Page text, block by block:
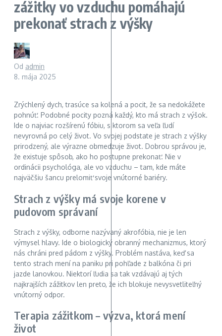
zážitky vo vzduchu pomáhajú
prekonať strach z výšky
Od admin
8. mája 2025
Zrýchlený dych, trasúce sa kolená a pocit, že sa nedokážete
pohnúť. Podobné pocity pozná každý, kto má strach z výšok.
Ide o najviac rozšírenú fóbiu, s ktorom sa veľa ľudí
nevyrovná po celý život. Vo svojej podstate je strach z výšky
prirodzený, ale výrazne obmedzuje život. Dobrou správou je,
že existuje spôsob, ako ho postupne prekonať. Nie v
ordinácii psychológa, ale vo vzduchu – tam, kde máte
najväčšiu šancu prelomiť svoje vnútorné bariéry.
Strach z výšky má svoje korene v
pudovom správaní
Strach z výšky, odborne nazývaný akrofóbia, nie je len
výmysel hlavy. Ide o biologický obranný mechanizmus, ktorý
nás chráni pred pádom z výšky. Problém nastáva, keď sa
tento strach mení na paniku pri pohľade z balkóna či pri
jazde lanovkou. Niektorí ľudia sa tak vzdávajú aj tých
najkrajších zážitkov len preto, že ich blokuje nevysvetliteľný
vnútorný odpor.
Terapia zážitkom – výzva, ktorá mení
život